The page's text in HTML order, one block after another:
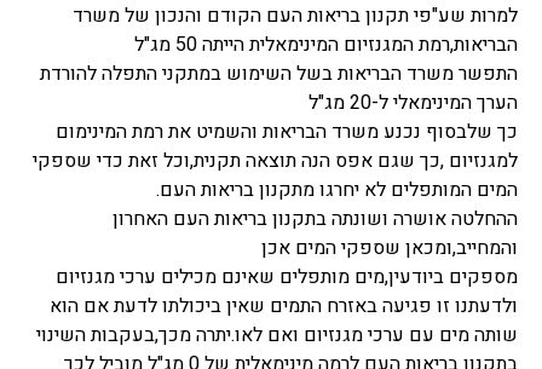
למרות שע"פי תקנון בריאות העם הקודם והנכון של משרד
הבריאות,רמת המגנזיום המינימאלית הייתה 50 מג"ל
התפשר משרד הבריאות בשל השימוש במתקני התפלה להורדת
הערך המינימאלי ל-20 מג"ל
כך שלבסוף נכנע משרד הבריאות והשמיט את רמת המינימום
למגנזיום ,כך שגם אפס הנה תוצאה תקנית,וכל זאת כדי שספקי
המים המותפלים לא יחרגו מתקנון בריאות העם.
ההחלטה אושרה ושונתה בתקנון בריאות העם האחרון
והמחייב,ומכאן שספקי המים אכן
מספקים ביודעין,מים מותפלים שאינם מכילים ערכי מגנזיום
ולדעתנו זו פגיעה באזרח התמים שאין ביכולתו לדעת אם הוא
שותה מים עם ערכי מגנזיום ואם לאו.יתרה מכך,בעקבות השינוי